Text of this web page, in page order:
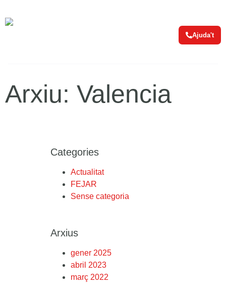
Ajuda't
Arxiu: Valencia
Categories
Actualitat
FEJAR
Sense categoria
Arxius
gener 2025
abril 2023
març 2022